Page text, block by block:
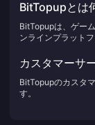
BitTopupとは
BitTopupは、ゲー
ンラインプラットフ
カスタマーサ
BitTopupのカスタ
す。